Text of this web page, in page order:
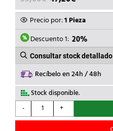
PRECIO
ORIGINAL
ERA:
59,00€.
PRECIO
ACTUAL
ES:
47,20€.
Precio por:1 Pieza
Descuento 1: 20%
Consultar stock detallado
Recíbelo en 24h / 48h
Stock disponible.
-
GEWISS
-
+